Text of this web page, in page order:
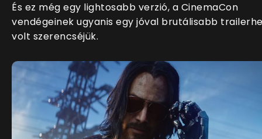
És ez még egy lightosabb verzió, a CinemaCon
vendégeinek ugyanis egy jóval brutálisabb
volt szerencséjük.